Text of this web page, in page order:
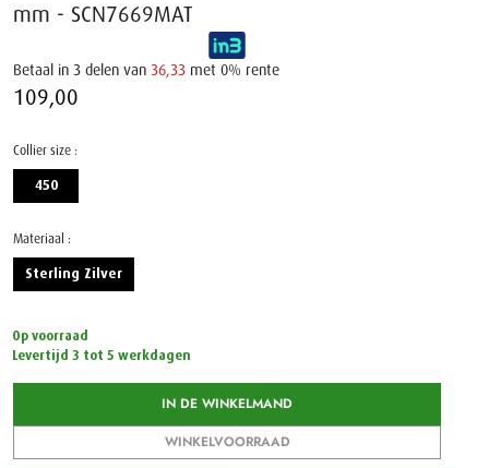
mm - SCN7669MAT
Betaal in 3 delen van 36,33 met 0% rente
109,00 ‌
Collier size :
450
Materiaal :
Sterling Zilver
Op voorraad
Levertijd 3 tot 5 werkdagen
IN DE WINKELMAND
WINKELVOORRAAD